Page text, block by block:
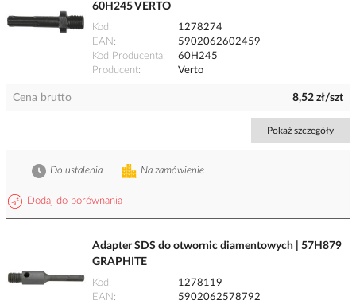
60H245 VERTO
Kod
1278274
EAN
5902062602459
Kod Producenta
60H245
Producent
Verto
Cena brutto 8,52 zł/szt
Pokaż szczegóły
Dodaj do porównania
Na zamówienie
Do ustalenia
Adapter SDS do otwornic diamentowych | 57H879
GRAPHITE
Kod
1278119
EAN
5902062578792